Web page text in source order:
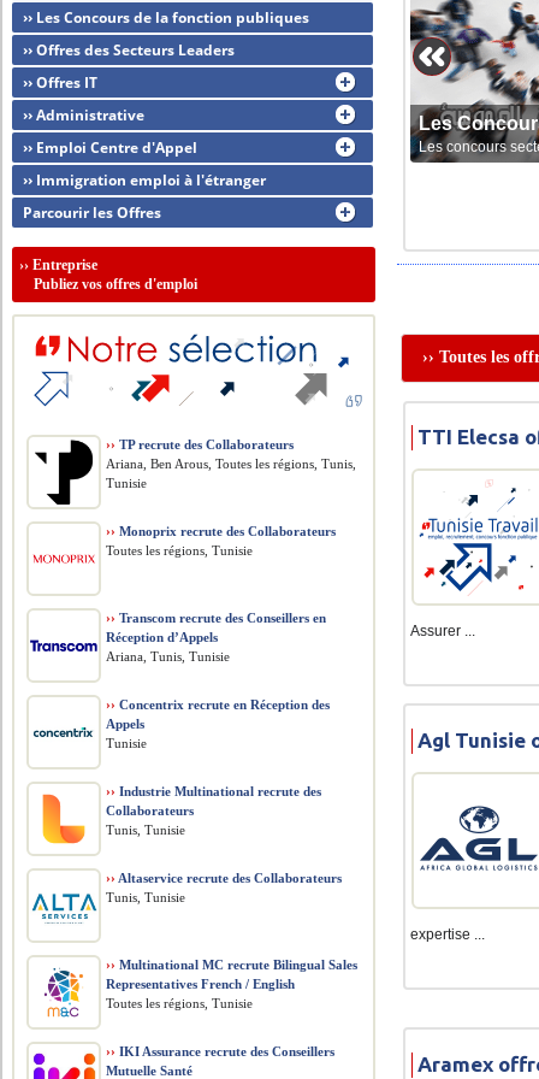
Les
Les concours
›› Toutes les
TTI Elecsa
Assurer ...
Agl Tunisie
expertise ...
Aramex
›› Les Concours de la fonction publiques
›› Offres des Secteurs Leaders
›› Offres IT
›› Administrative
›› Emploi Centre d'Appel
›› Immigration emploi à l'étranger
Parcourir les Offres
››Entreprise
Publiez vos offres d'emploi
›› TP recrute des Collaborateurs
Ariana, Ben Arous, Toutes les régions, Tunis,
Tunisie
›› Monoprix recrute des Collaborateurs
Toutes les régions, Tunisie
›› Transcom recrute des Conseillers en
Réception d’Appels
Ariana, Tunis, Tunisie
›› Concentrix recrute en Réception des
Appels
Tunisie
›› Industrie Multinational recrute des
Collaborateurs
Tunis, Tunisie
›› Altaservice recrute des Collaborateurs
Tunis, Tunisie
›› Multinational MC recrute Bilingual Sales
Representatives French / English
Toutes les régions, Tunisie
›› IKI Assurance recrute des Conseillers
Mutuelle Santé